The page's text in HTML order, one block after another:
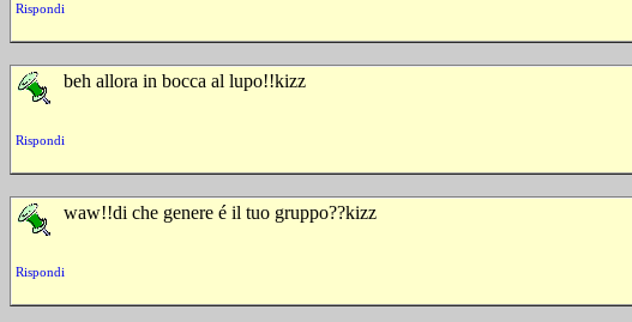
Rispondi
beh allora in bocca al lupo!!kizz
Rispondi
waw!!di che genere é il tuo gruppo??kizz
Rispondi